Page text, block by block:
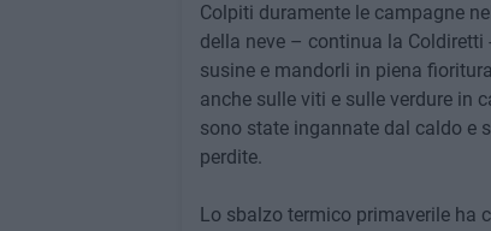
Colpiti duramente le campagne
della neve – continua la Coldiretti
susine e mandorli in piena
anche sulle viti e sulle verdure in
sono state ingannate dal caldo e
perdite.
Lo sbalzo termico primaverile ha